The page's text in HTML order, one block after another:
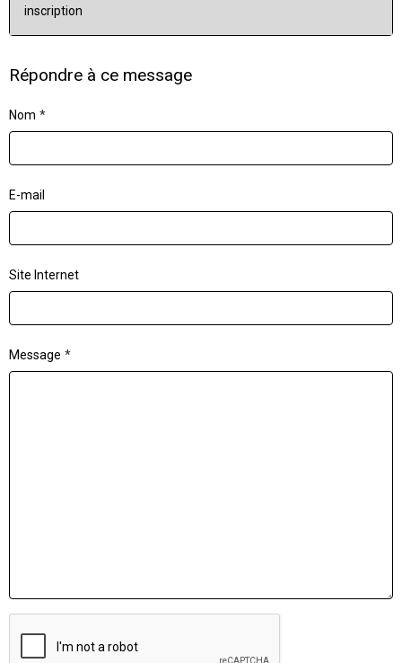
inscription
Répondre à ce message
Nom
E-mail
Site Internet
Message